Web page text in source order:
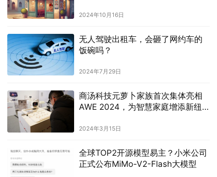
2024年10月16日
无人驾驶出租车，会砸了网约车的
饭碗吗？
2024年7月29日
商汤科技元萝卜家族首次集体亮相
AWE 2024，为智慧家庭增添新纽
2024年3月15日
全球TOP2开源模型易主？小米公司
正式公布MiMo-V2-Flash大模型